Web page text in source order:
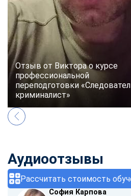
Рассчитать стоимость
Отзыв от Виктора о курсе
профессиональной
переподготовки
криминалист»
Аудиоотзывы
София Карпова